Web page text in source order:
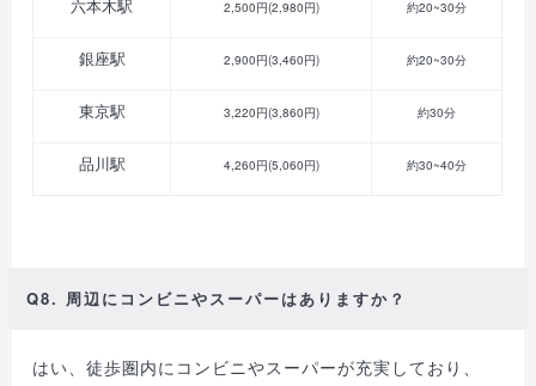
六本木駅 2,500円(2,980円) 約20~30分
銀座駅 2,900円(3,460円) 約20~30分
東京駅 3,220円(3,860円) 約30分
品川駅 4,260円(5,060円) 約30~40分
Q8. 周辺にコンビニやスーパーはありますか？
はい、徒歩圏内にコンビニやスーパーが充実しており、